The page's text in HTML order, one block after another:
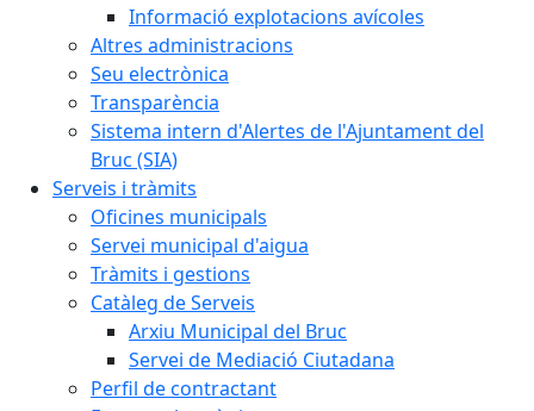
Informació explotacions avícoles
Altres administracions
Seu electrònica
Transparència
Sistema intern d'Alertes de l'Ajuntament del
Bruc (SIA)
Serveis i tràmits
Oficines municipals
Servei municipal d'aigua
Tràmits i gestions
Catàleg de Serveis
Arxiu Municipal del Bruc
Servei de Mediació Ciutadana
Perfil de contractant